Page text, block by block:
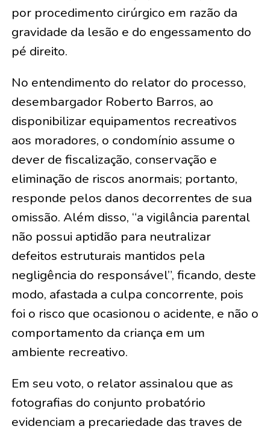
por procedimento cirúrgico em razão da
gravidade da lesão e do engessamento do
pé direito.
No entendimento do relator do processo,
desembargador Roberto Barros, ao
disponibilizar equipamentos recreativos
aos moradores, o condomínio assume o
dever de fiscalização, conservação e
eliminação de riscos anormais; portanto,
responde pelos danos decorrentes de sua
omissão. Além disso, “a vigilância parental
não possui aptidão para neutralizar
defeitos estruturais mantidos pela
negligência do responsável”, ficando, deste
modo, afastada a culpa concorrente, pois
foi o risco que ocasionou o acidente, e não o
comportamento da criança em um
ambiente recreativo.
Em seu voto, o relator assinalou que as
fotografias do conjunto probatório
evidenciam a precariedade das traves de